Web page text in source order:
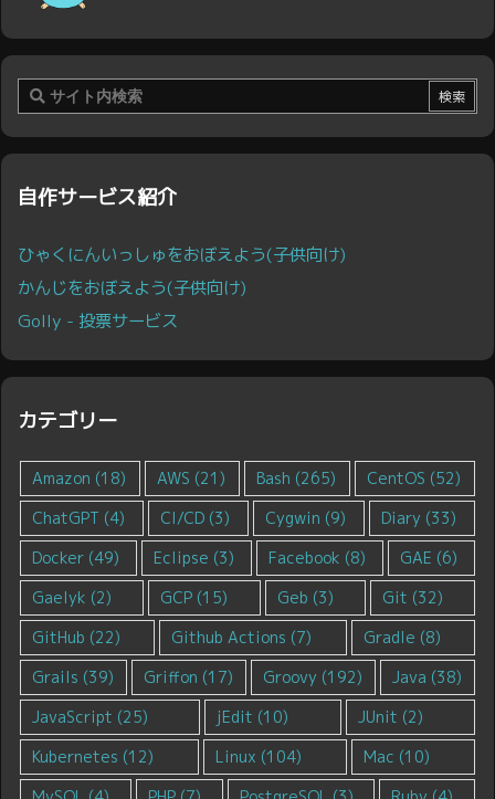
自作サービス紹介
ひゃくにんいっしゅをおぼえよう(子供向け)
かんじをおぼえよう(子供向け)
Golly - 投票サービス
カテゴリー
Amazon (18) AWS (21) Bash (265) CentOS (52)
ChatGPT (4) CI/CD (3) Cygwin (9) Diary (33)
Docker (49) Eclipse (3) Facebook (8) GAE (6)
Gaelyk (2) GCP (15) Geb (3) Git (32)
GitHub (22) Github Actions (7) Gradle (8)
Grails (39) Griffon (17) Groovy (192) Java (38)
JavaScript (25) jEdit (10) JUnit (2)
Kubernetes (12) Linux (104) Mac (10)